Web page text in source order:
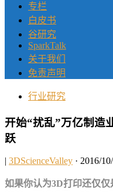
专栏
白皮书
谷研究
SparkTalk
关于我们
免责声明
行业研究
开始“扰乱”万亿制造
跃
| 3DScienceValley · 2016/
如果你认为3D打印还仅